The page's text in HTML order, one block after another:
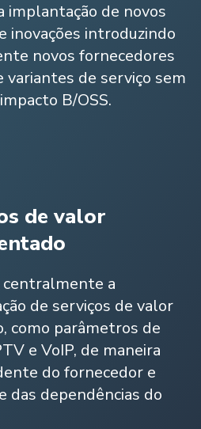
implantação de novos
inovações introduzindo
novos fornecedores
variantes de serviço sem
B/OSS.
de valor
centralmente a
de serviços de valor
como parâmetros de
e VoIP, de maneira
do fornecedor e
das dependências do